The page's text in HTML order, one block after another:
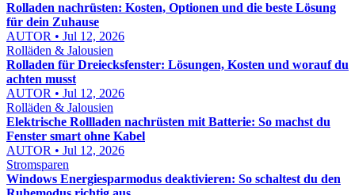
Rolladen nachrüsten: Kosten, Optionen und die beste Lösung
für dein Zuhause
AUTOR • Jul 12, 2026
Rolläden & Jalousien
Rolladen für Dreiecksfenster: Lösungen, Kosten und worauf du
achten musst
AUTOR • Jul 12, 2026
Rolläden & Jalousien
Elektrische Rollladen nachrüsten mit Batterie: So machst du
Fenster smart ohne Kabel
AUTOR • Jul 12, 2026
Stromsparen
Windows Energiesparmodus deaktivieren: So schaltest du den